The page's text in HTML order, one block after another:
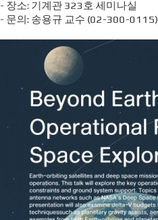
- 장소: 기계관 323호 세미나실
- 문의: 송용규 교수 (02-300-0115)